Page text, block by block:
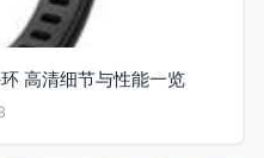
高清细节与性能一览